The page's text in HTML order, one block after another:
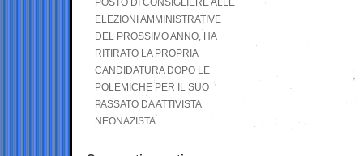
POSTO DI CONSIGLIERE ALLE
ELEZIONI AMMINISTRATIVE
DEL PROSSIMO ANNO, HA
RITIRATO LA PROPRIA
CANDIDATURA DOPO LE
POLEMICHE PER IL SUO
PASSATO DA ATTIVISTA
NEONAZISTA